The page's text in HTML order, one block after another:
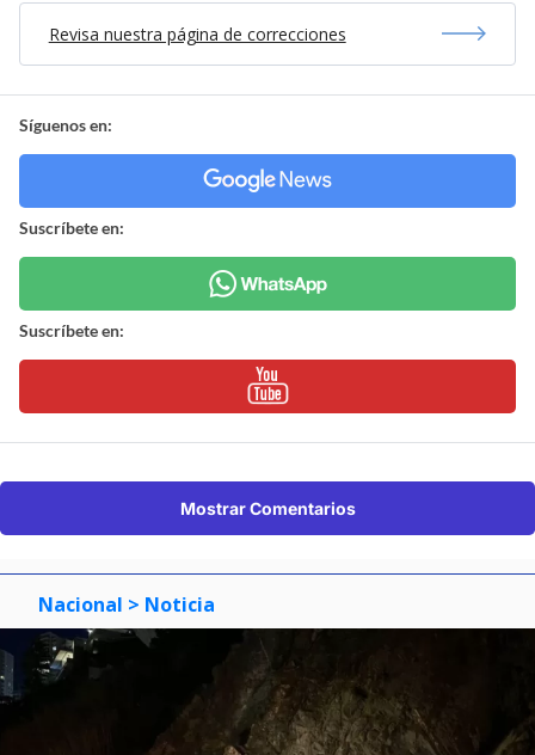
Revisa nuestra página de correcciones
Síguenos en:
Suscríbete en:
Suscríbete en:
Mostrar Comentarios
Nacional > Noticia